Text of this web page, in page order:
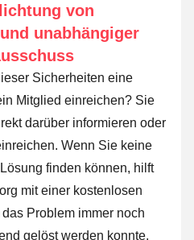
von
unabhängiger
Sicherheiten eine
Mitglied einreichen? Sie
darüber informieren oder
. Wenn Sie keine
finden können, hilft
mit einer kostenlosen
Problem immer noch
gelöst werden konnte,